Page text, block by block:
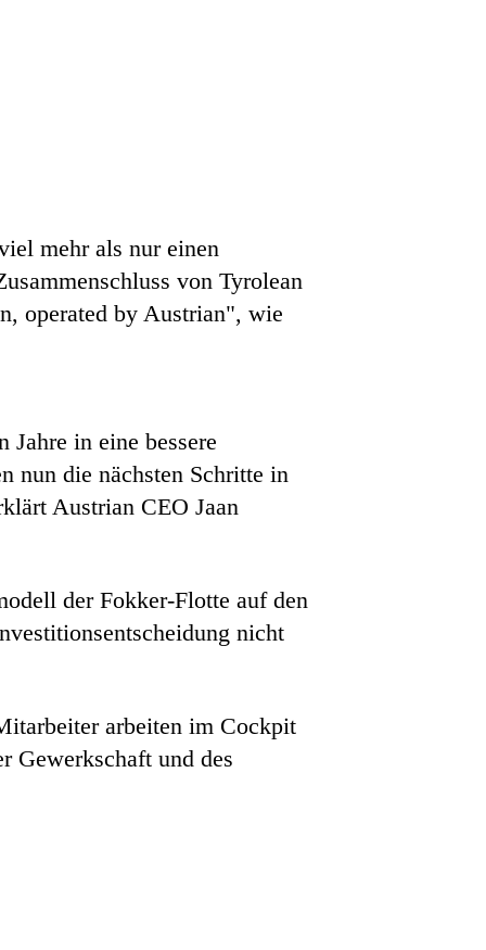
mehr als nur einen
von Tyrolean
operated by Austrian", wie
in eine bessere
nun die nächsten Schritte in
Austrian CEO Jaan
der Fokker-Flotte auf den
nicht
arbeiten im Cockpit
Gewerkschaft und des